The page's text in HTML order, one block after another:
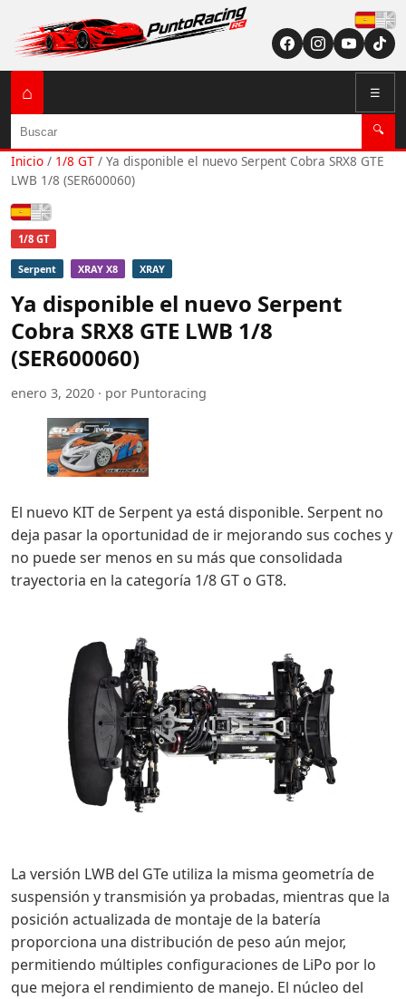
⌂ ☰
Buscar 🔍
Inicio / 1/8 GT / Ya disponible el nuevo Serpent Cobra SRX8 GTE
LWB 1/8 (SER600060)
Español
1/8 GT
Serpent XRAY X8 XRAY
Ya disponible el nuevo Serpent
Cobra SRX8 GTE LWB 1/8
(SER600060)
enero 3, 2020 · por Puntoracing
El nuevo KIT de Serpent ya está disponible. Serpent no
deja pasar la oportunidad de ir mejorando sus coches y
no puede ser menos en su más que consolidada
trayectoria en la categoría 1/8 GT o GT8.
La versión LWB del GTe utiliza la misma geometría de
suspensión y transmisión ya probadas, mientras que la
posición actualizada de montaje de la batería
proporciona una distribución de peso aún mejor,
permitiendo múltiples configuraciones de LiPo por lo
que mejora el rendimiento de manejo. El núcleo del